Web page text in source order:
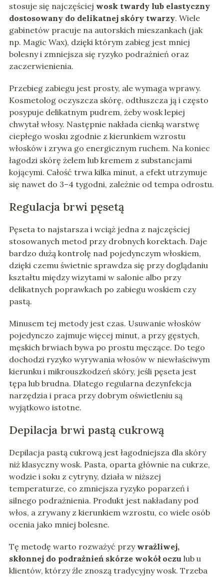
stosuje się najczęściej wosk twardy lub elastyczny
dostosowany do delikatnej skóry twarzy. Wiele
gabinetów pracuje na autorskich mieszankach (jak
np. Magic Wax), dzięki którym zabieg jest mniej
bolesny i zmniejsza się ryzyko podrażnień oraz
zaczerwienienia.
Przebieg zabiegu jest prosty, ale wymaga wprawy.
Kosmetolog oczyszcza skórę, odtłuszcza ją i często
posypuje delikatnym pudrem, żeby wosk lepiej
chwytał włosy. Następnie nakłada cienką warstwę
ciepłego wosku zgodnie z kierunkiem wzrostu
włosków i zrywa go energicznym ruchem. Na koniec
łagodzi skórę żelem lub kremem z substancjami
kojącymi. Całość trwa kilka minut, a efekt utrzymuje
się nawet do 3–4 tygodni, zależnie od tempa odrostu.
Regulacja brwi pęsetą
Pęseta to najstarsza i wciąż jedna z najczęściej
stosowanych metod przy drobnych korektach. Daje
bardzo dużą kontrolę nad pojedynczym włoskiem,
dzięki czemu świetnie sprawdza się przy doglądaniu
kształtu między wizytami w salonie albo przy
delikatnych poprawkach po zabiegu woskiem czy
pastą.
Minusem tej metody jest czas. Usuwanie włosków
pojedynczo zajmuje więcej minut, a przy gęstych,
męskich brwiach bywa po prostu męczące. Do tego
dochodzi ryzyko wyrywania włosów w niewłaściwym
kierunku i mikrouszkodzeń skóry, jeśli pęseta jest
tępa lub brudna. Dlatego regularna dezynfekcja
narzędzia i praca przy dobrym oświetleniu są
wyjątkowo istotne.
Depilacja brwi pastą cukrową
Depilacja pastą cukrową jest łagodniejsza dla skóry
niż klasyczny wosk. Pasta, oparta głównie na cukrze,
wodzie i soku z cytryny, działa w niższej
temperaturze, co zmniejsza ryzyko poparzeń i
silnego podrażnienia. Produkt jest nakładany pod
włos, a zrywany z kierunkiem wzrostu, co wiele osób
ocenia jako mniej bolesne.
Tę metodę warto rozważyć przy wrażliwej,
skłonnej do podrażnień skórze wokół oczu lub u
klientów, którzy źle znoszą tradycyjny wosk. Trzeba